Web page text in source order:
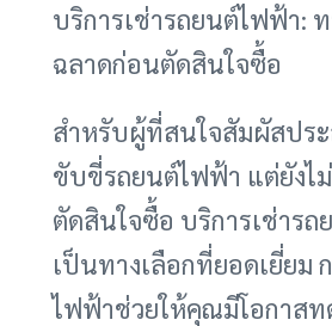
บริการเช่ารถยนต์ไฟฟ้า:
ฉลาดก่อนตัดสินใจซื้อ
สำหรับผู้ที่สนใจสัมผัสปร
ขับขี่รถยนต์ไฟฟ้า แต่ยังไ
ตัดสินใจซื้อ บริการเช่าร
เป็นทางเลือกที่ยอดเยี่ยม
ไฟฟ้าช่วยให้คุณมีโอกาส